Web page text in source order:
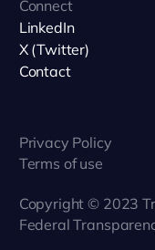
Connect
LinkedIn
X (Twitter)
Contact
Copyright © 2023
Federal
Privacy Policy
Terms of use